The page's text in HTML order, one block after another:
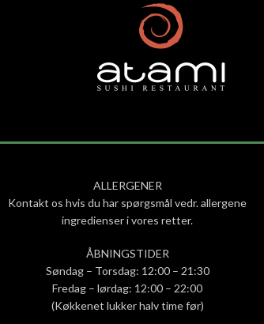
ALLERGENER
Kontakt os hvis du har spørgsmål vedr. allergene
ingredienser i vores retter.
ÅBNINGSTIDER
Søndag – Torsdag: 12:00 – 21:30
Fredag – lørdag: 12:00 – 22:00
(Køkkenet lukker halv time før)